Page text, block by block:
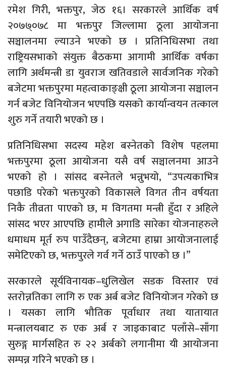
रमेश गिरी, भक्तपुर, जेठ १६। सरकारले आर्थिक वर्ष
२०७७्०७८ मा भक्तपुर जिल्लामा ठूला आयोजना
सञ्चालनमा ल्याउने भएको छ । प्रतिनिधिसभा तथा
राष्ट्रियसभाको संयुक्त बैठकमा आगामी आर्थिक वर्षका
लागि अर्थमन्त्री डा युवराज खतिवडाले सार्वजनिक गरेको
बजेटमा भक्तपुरमा महत्वाकाङ्क्षी ठूला आयोजना सञ्चालन
गर्न बजेट विनियोजन भएपछि यसको कार्यान्वयन तत्काल
शुरु गर्ने तयारी भएको छ ।
प्रतिनिधिसभा सदस्य महेश बस्नेतको विशेष पहलमा
भक्तपुरमा ठूला आयोजना यसै वर्ष सञ्चालनमा आउने
भएको हो । सांसद बस्नेतले भन्नुभयो, “उपत्यकाभित्र
पछाडि परेको भक्तपुरको विकासले विगत तीन वर्षयता
निकै तीव्रता पाएको छ, म विगतमा मन्त्री हुँदा र अहिले
सांसद भएर आएपछि हामीले अगाडि सारेका योजनाहरुले
धमाधम मूर्त रुप पाउँदैछन्, बजेटमा हाम्रा आयोजनालाई
समेटिएको छ, भक्तपुरले गर्व गर्ने ठाउँ पाएको छ ।”
सरकारले सूर्यविनायक–धुलिखेल सडक विस्तार एवं
स्तरोन्नतिका लागि रु एक अर्ब बजेट विनियोजन गरेको छ
। यसका लागि भौतिक पूर्वाधार तथा यातायात
मन्त्रालयबाट रु एक अर्ब र जाइकाबाट पलाँसे–साँगा
सुरुङ्ग मार्गसहित रु २२ अर्बको लगानीमा यी आयोजना
सम्पन्न गरिने भएको छ ।